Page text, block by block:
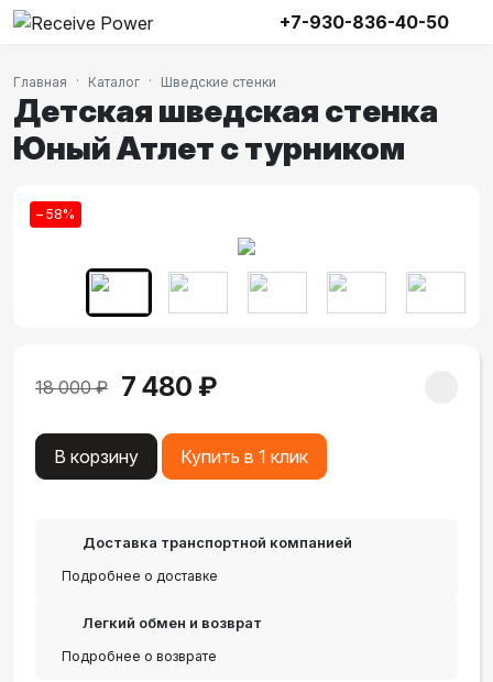
+7-930-836-40-50
Главная Каталог Шведские стенки
Детская шведская стенка
Юный Атлет с турником
– 58%
18 000 ₽ 7 480 ₽
В корзину Купить в 1 клик
Доставка транспортной компанией
Подробнее о доставке
Легкий обмен и возврат
Подробнее о возврате